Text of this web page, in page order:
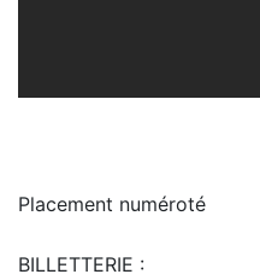
Placement numéroté
BILLETTERIE :